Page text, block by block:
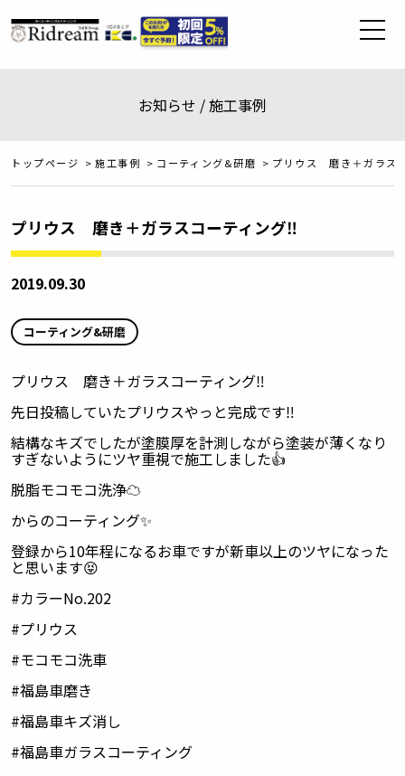
お知らせ / 施工事例
トップページ > 施工事例 > コーティング&研磨 > プリウス 磨き＋ガラス
プリウス 磨き＋ガラスコーティング‼️
2019.09.30
コーティング&研磨
プリウス 磨き＋ガラスコーティング‼️
先日投稿していたプリウスやっと完成です‼️
結構なキズでしたが塗膜厚を計測しながら塗装が薄くなり
すぎないようにツヤ重視で施工しました👍
脱脂モコモコ洗浄☁️
からのコーティング✨
登録から10年程になるお車ですが新車以上のツヤになった
と思います😝
#カラーNo.202
#プリウス
#モコモコ洗車
#福島車磨き
#福島車キズ消し
#福島車ガラスコーティング